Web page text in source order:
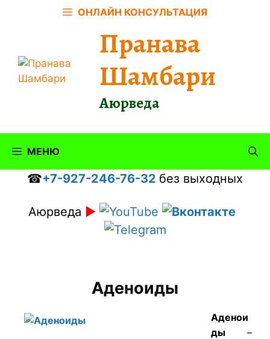
ОНЛАЙН КОНСУЛЬТАЦИЯ
Пранава
Шамбари
Аюрведа
МЕНЮ
☎+7-927-246-76-32 без выходных
Аюрведа ►
Аденоиды
Аденои
ды –